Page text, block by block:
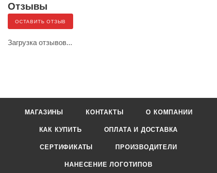
Отзывы
ОСТАВИТЬ ОТЗЫВ
Загрузка отзывов...
МАГАЗИНЫ КОНТАКТЫ О КОМПАНИИ
КАК КУПИТЬ ОПЛАТА И ДОСТАВКА
СЕРТИФИКАТЫ ПРОИЗВОДИТЕЛИ
НАНЕСЕНИЕ ЛОГОТИПОВ